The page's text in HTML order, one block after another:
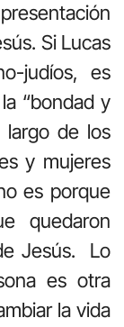
Si Lucas
judíos, es
“bondad y
largo de los
y mujeres
es porque
quedaron
Jesús. Lo
es otra
la vida